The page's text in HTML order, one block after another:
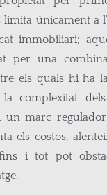
únicament a
immobiliari;
per una
els quals hi ha
la complexitat
un marc
els costos,
i tot pot